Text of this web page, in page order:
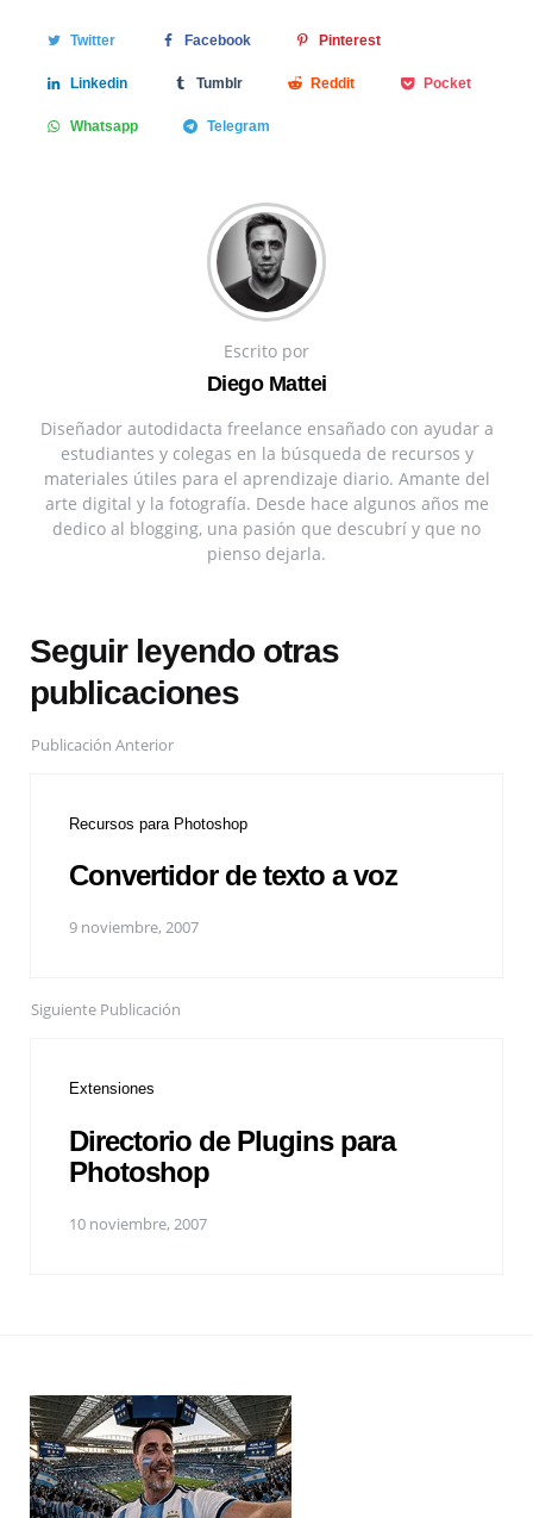
Twitter Facebook Pinterest
Linkedin Tumblr Reddit Pocket
Whatsapp Telegram
Escrito por
Diego Mattei
Diseñador autodidacta freelance ensañado con ayudar a
estudiantes y colegas en la búsqueda de recursos y
materiales útiles para el aprendizaje diario. Amante del
arte digital y la fotografía. Desde hace algunos años me
dedico al blogging, una pasión que descubrí y que no
pienso dejarla.
Seguir leyendo otras
publicaciones
Publicación Anterior
Recursos para Photoshop
Convertidor de texto a voz
9 noviembre, 2007
Siguiente Publicación
Extensiones
Directorio de Plugins para
Photoshop
10 noviembre, 2007